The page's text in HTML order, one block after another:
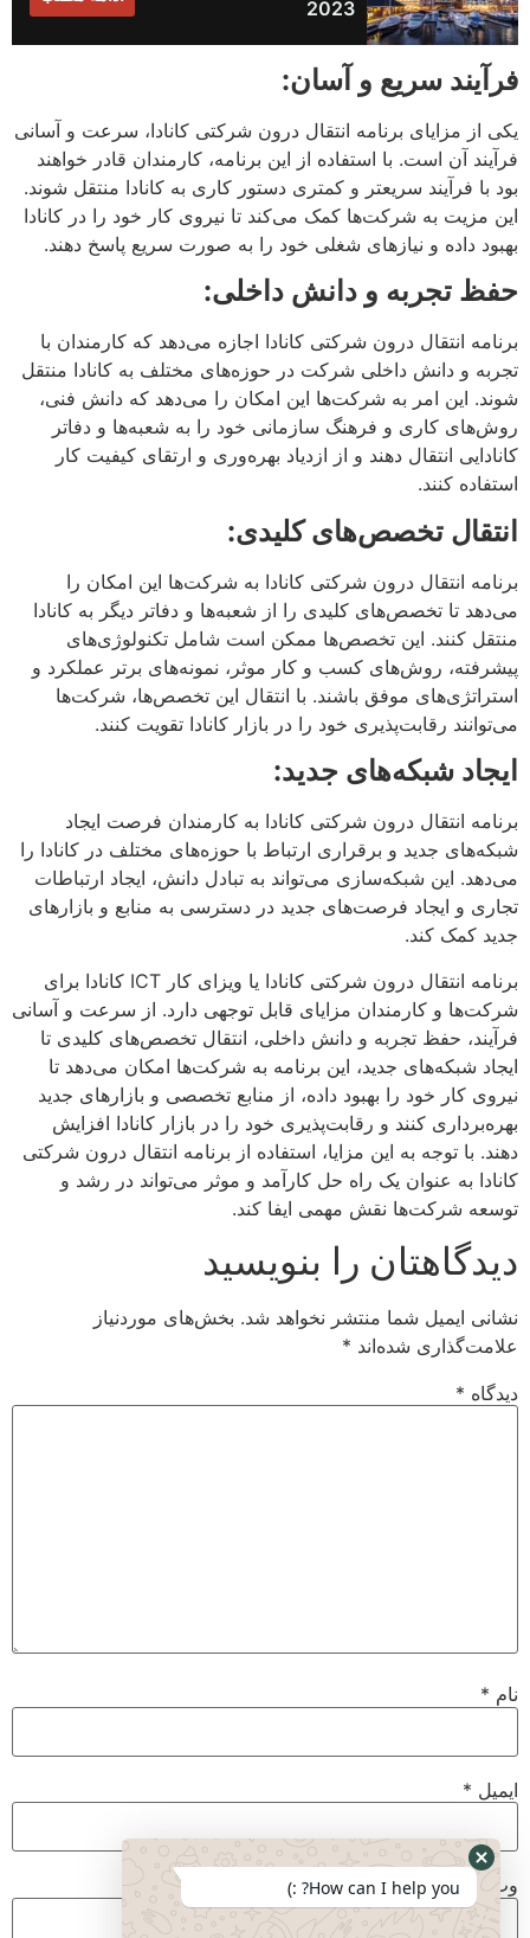
2023
فرآیند سریع و آسان:
یکی از مزایای برنامه انتقال درون شرکتی کانادا، سرعت و آسانی
فرآیند آن است. با استفاده از این برنامه، کارمندان قادر خواهند
بود با فرآیند سریعتر و کمتری دستور کاری به کانادا منتقل شوند.
این مزیت به شرکت‌ها کمک می‌کند تا نیروی کار خود را در کانادا
بهبود داده و نیازهای شغلی خود را به صورت سریع پاسخ دهند.
حفظ تجربه و دانش داخلی:
برنامه انتقال درون شرکتی کانادا اجازه می‌دهد که کارمندان با
تجربه و دانش داخلی شرکت در حوزه‌های مختلف به کانادا منتقل
شوند. این امر به شرکت‌ها این امکان را می‌دهد که دانش فنی،
روش‌های کاری و فرهنگ سازمانی خود را به شعبه‌ها و دفاتر
کانادایی انتقال دهند و از ازدیاد بهره‌وری و ارتقای کیفیت کار
استفاده کنند.
انتقال تخصص‌های کلیدی:
برنامه انتقال درون شرکتی کانادا به شرکت‌ها این امکان را
می‌دهد تا تخصص‌های کلیدی را از شعبه‌ها و دفاتر دیگر به کانادا
منتقل کنند. این تخصص‌ها ممکن است شامل تکنولوژی‌های
پیشرفته، روش‌های کسب و کار موثر، نمونه‌های برتر عملکرد و
استراتژی‌های موفق باشند. با انتقال این تخصص‌ها، شرکت‌ها
می‌توانند رقابت‌پذیری خود را در بازار کانادا تقویت کنند.
ایجاد شبکه‌های جدید:
برنامه انتقال درون شرکتی کانادا به کارمندان فرصت ایجاد
شبکه‌های جدید و برقراری ارتباط با حوزه‌های مختلف در کانادا را
می‌دهد. این شبکه‌سازی می‌تواند به تبادل دانش، ایجاد ارتباطات
تجاری و ایجاد فرصت‌های جدید در دسترسی به منابع و بازارهای
جدید کمک کند.
برنامه انتقال درون شرکتی کانادا یا ویزای کار ICT کانادا برای
شرکت‌ها و کارمندان مزایای قابل توجهی دارد. از سرعت و آسانی
فرآیند، حفظ تجربه و دانش داخلی، انتقال تخصص‌های کلیدی تا
ایجاد شبکه‌های جدید، این برنامه به شرکت‌ها امکان می‌دهد تا
نیروی کار خود را بهبود داده، از منابع تخصصی و بازارهای جدید
بهره‌برداری کنند و رقابت‌پذیری خود را در بازار کانادا افزایش
دهند. با توجه به این مزایا، استفاده از برنامه انتقال درون شرکتی
کانادا به عنوان یک راه حل کارآمد و موثر می‌تواند در رشد و
توسعه شرکت‌ها نقش مهمی ایفا کند.
دیدگاهتان را بنویسید
نشانی ایمیل شما منتشر نخواهد شد. بخش‌های موردنیاز
علامت‌گذاری شده‌اند *
دیدگاه *
نام *
ایمیل *
وب‌ سایتHow can I help you? :)